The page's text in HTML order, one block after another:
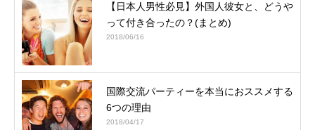
【日本人男性必見】外国人彼女と、どうや
って付き合ったの？(まとめ)
2018/06/16
国際交流パーティーを本当におススメする
6つの理由
2018/04/17